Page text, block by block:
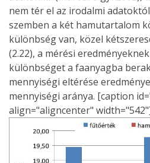
nem tér el az irodalmi adatoktól
szemben a két hamutartalom
különbség van, közel
(2.22), a mérési
különbséget a faanyagba
mennyiségi eltérése
mennyiségi aránya. [caption
align="aligncenter"